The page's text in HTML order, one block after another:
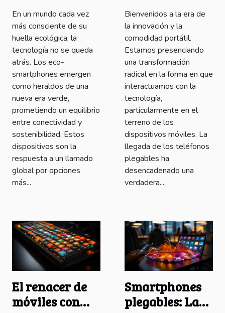
En un mundo cada vez
más consciente de su
huella ecológica, la
tecnología no se queda
atrás. Los eco-
smartphones emergen
como heraldos de una
nueva era verde,
prometiendo un equilibrio
entre conectividad y
sostenibilidad. Estos
dispositivos son la
respuesta a un llamado
global por opciones
más...
Bienvenidos a la era de
la innovación y la
comodidad portátil.
Estamos presenciando
una transformación
radical en la forma en que
interactuamos con la
tecnología,
particularmente en el
terreno de los
dispositivos móviles. La
llegada de los teléfonos
plegables ha
desencadenado una
verdadera...
El renacer de
móviles con
Smartphones
plegables: La